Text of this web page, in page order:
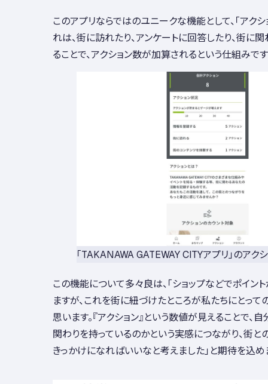
このアプリならではのユニークな機能として、「アクシ
れは、街に訪れたり、アンケートに回答したり、街に
ることで、アクション数が加算されるという仕組みです
「TAKANAWA GATEWAY CITYアプリ」のアク
この機能について多々良は、「ショップなどでポイン
ますが、これを街に紐づけたところが私たちにとっ
思います。『アクション』という数値が見えることで、
関わりを持っているのかという実感につながり、街と
きっかけになればいいなと考えました」と期待を込め